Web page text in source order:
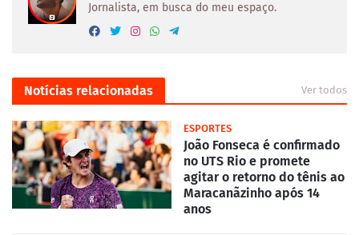
Jornalista, em busca do meu espaço.
Notícias relacionadas Ver todos
ESPORTES
João Fonseca é confirmado
no UTS Rio e promete
agitar o retorno do tênis ao
Maracanãzinho após 14
anos